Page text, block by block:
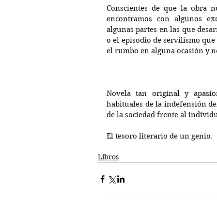
Conscientes de que la obra
encontramos con algunos
algunas partes en las que
o el episodio de servilismo que
el rumbo en alguna ocasión y
Novela tan original y
habituales de la indefensión
de la sociedad frente al
El tesoro literario de un genio.
Libros